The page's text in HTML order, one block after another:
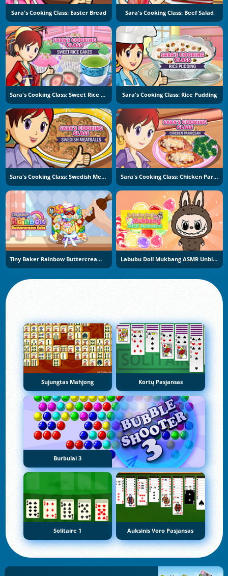
Sara's Cooking Class: Easter Bread Sara's Cooking Class: Beef Salad
Sara's Cooking Class: Sweet Rice Cakes Sara's Cooking Class: Rice Pudding
Sara's Cooking Class: Swedish Meatballs Sara's Cooking Class: Chicken Parmesan
Tiny Baker Rainbow Buttercream Cake Labubu Doll Mukbang ASMR Unblocked
Sujungtas Mahjong Kortų Pasjansas
Burbulai 3
Solitaire 1 Auksinis Voro Pasjansas